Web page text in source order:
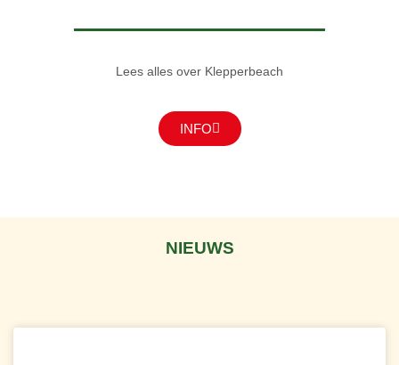
Lees alles over Klepperbeach
INFO
NIEUWS